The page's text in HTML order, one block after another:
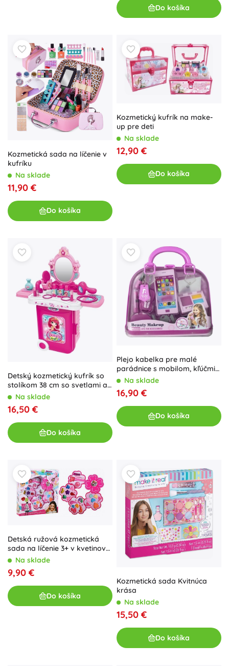
Do košíka
Kozmetická sada na líčenie v
kufríku
Na sklade
11,90 €
Do košíka
Kozmetický kufrík na make-
up pre deti
Na sklade
12,90 €
Do košíka
Detský kozmetický kufrík so
stolíkom 38 cm so svetlami a
zvukmi
Na sklade
16,50 €
Do košíka
Plejo kabelka pre malé
parádnice s mobilom, kľúčmi
a make-upom
Na sklade
16,90 €
Do košíka
Detská ružová kozmetická
sada na líčenie 3+ v kvetinovej
kazete
Na sklade
9,90 €
Do košíka
Kozmetická sada Kvitnúca
krása
Na sklade
15,50 €
Do košíka